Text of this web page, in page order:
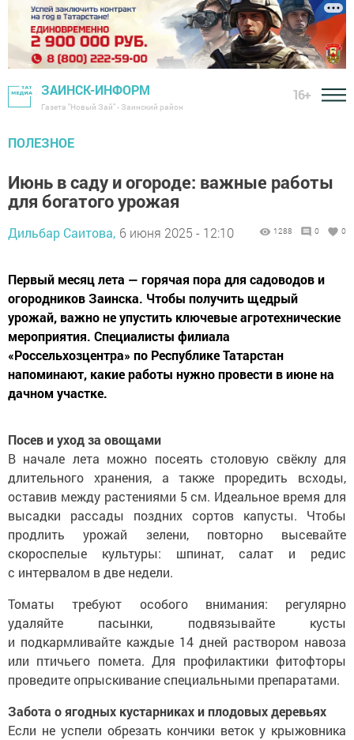
ЗАИНСК-ИНФОРМ
Газета "Новый Зай" - Заинский район
16+
ПОЛЕЗНОЕ
Июнь в саду и огороде: важные работы
для богатого урожая
Дильбар Саитова, 6 июня 2025 - 12:10 1288 0 0
Первый месяц лета — горячая пора для садоводов и
огородников Заинска. Чтобы получить щедрый
урожай, важно не упустить ключевые агротехнические
мероприятия. Специалисты филиала
«Россельхозцентра» по Республике Татарстан
напоминают, какие работы нужно провести в июне на
дачном участке.
Посев и уход за овощами
В начале лета можно посеять столовую свёклу для
длительного хранения, а также проредить всходы,
оставив между растениями 5 см. Идеальное время для
высадки рассады поздних сортов капусты. Чтобы
продлить урожай зелени, повторно высевайте
скороспелые культуры: шпинат, салат и редис
с интервалом в две недели.
Томаты требуют особого внимания: регулярно
удаляйте пасынки, подвязывайте кусты
и подкармливайте каждые 14 дней раствором навоза
или птичьего помета. Для профилактики фитофторы
проведите опрыскивание специальными препаратами.
Забота о ягодных кустарниках и плодовых деревьях
Если не успели обрезать кончики веток у крыжовника